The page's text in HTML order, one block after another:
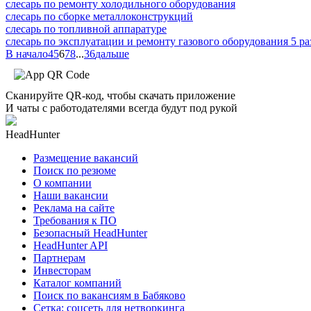
слесарь по ремонту холодильного оборудования
слесарь по сборке металлоконструкций
слесарь по топливной аппаратуре
слесарь по эксплуатации и ремонту газового оборудования 5
В начало45678...36дальше
Сканируйте QR-код, чтобы скачать приложение
И чаты с работодателями всегда будут под рукой
HeadHunter
Размещение вакансий
Поиск по резюме
О компании
Наши вакансии
Реклама на сайте
Требования к ПО
Безопасный HeadHunter
HeadHunter API
Партнерам
Инвесторам
Каталог компаний
Поиск по вакансиям в Бабяково
Сетка: соцсеть для нетворкинга